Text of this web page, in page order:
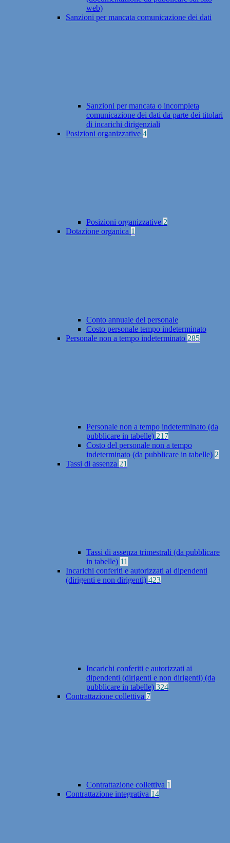
web)
Sanzioni per mancata comunicazione dei dati
Sanzioni per mancata o incompleta
comunicazione dei dati da parte dei titolari
di incarichi dirigenziali
Posizioni organizzative 4
Posizioni organizzative 2
Dotazione organica 1
Conto annuale del personale
Costo personale tempo indeterminato
Personale non a tempo indeterminato 285
Personale non a tempo indeterminato (da
pubblicare in tabelle) 217
Costo del personale non a tempo
indeterminato (da pubblicare in tabelle) 2
Tassi di assenza 21
Tassi di assenza trimestrali (da pubblicare
in tabelle) 11
Incarichi conferiti e autorizzati ai dipendenti
(dirigenti e non dirigenti) 423
Incarichi conferiti e autorizzati ai
dipendenti (dirigenti e non dirigenti) (da
pubblicare in tabelle) 324
Contrattazione collettiva 7
Contrattazione collettiva 1
Contrattazione integrativa 14